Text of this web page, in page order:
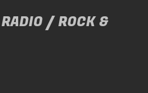
/ ROCK &